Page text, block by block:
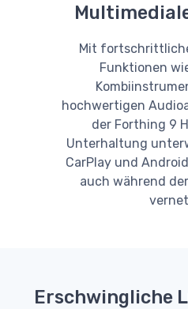
Mit
Funktionen
hochwertigen
der Forthing 9
Unterhaltung
CarPlay und
auch während
Erschwingliche